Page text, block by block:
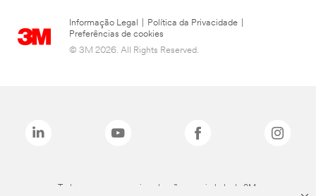
Informação Legal Política da Privacidade
Preferências de cookies
© 3M 2026. All Rights Reserved.
Todas as marcas mencionadas são propriedade da 3M.